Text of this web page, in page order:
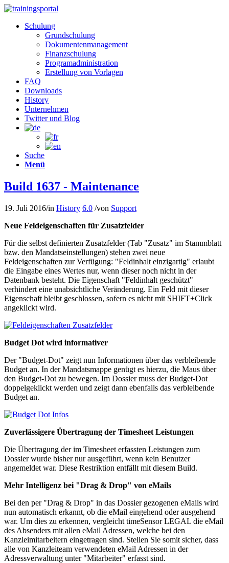
Schulung
Grundschulung
Dokumentenmanagement
Finanzschulung
Programadministration
Erstellung von Vorlagen
FAQ
Downloads
History
Unternehmen
Twitter und Blog
Suche
Menü
Build 1637 - Maintenance
19. Juli 2016/in History 6.0 /von Support
Neue Feldeigenschaften für Zusatzfelder
Für die selbst definierten Zusatzfelder (Tab "Zusatz" im Stammblatt
bzw. den Mandatseinstellungen) stehen zwei neue
Feldeigenschaften zur Verfügung: "Feldinhalt einzigartig" erlaubt
die Eingabe eines Wertes nur, wenn dieser noch nicht in der
Datenbank besteht. Die Eigenschaft "Feldinhalt geschützt"
verhindert eine unabsichtliche Veränderung. Ein Feld mit dieser
Eigenschaft bleibt geschlossen, sofern es nicht mit SHIFT+Click
angeklickt wird.
Budget Dot wird informativer
Der "Budget-Dot" zeigt nun Informationen über das verbleibende
Budget an. In der Mandatsmappe genügt es hierzu, die Maus über
den Budget-Dot zu bewegen. Im Dossier muss der Budget-Dot
doppelgeklickt werden und zeigt dann ebenfalls das verbleibende
Budget an.
Zuverlässigere Übertragung der Timesheet Leistungen
Die Übertragung der im Timesheet erfassten Leistungen zum
Dossier wurde bisher nur ausgeführt, wenn kein Benutzer
angemeldet war. Diese Restriktion entfällt mit diesem Build.
Mehr Intelligenz bei "Drag & Drop" von eMails
Bei den per "Drag & Drop" in das Dossier gezogenen eMails wird
nun automatisch erkannt, ob die eMail eingehend oder ausgehend
war. Um dies zu erkennen, vergleicht timeSensor LEGAL die eMail
des Absenders mit allen eMail Adressen, welche bei den
Kanzleimitarbeitern eingetragen sind. Stellen Sie somit sicher, dass
alle von Kanzleiteam verwendeten eMail Adressen in der
Adressverwaltung unter "Mitarbeiter" erfasst sind.